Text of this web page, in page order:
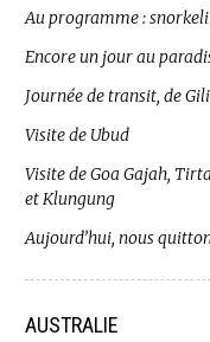
Au programme :
Encore un jour au
Journée de transit, de
Visite de Ubud
Visite de Goa Gajah,
et Klungung
Aujourd’hui, nous
AUSTRALIE